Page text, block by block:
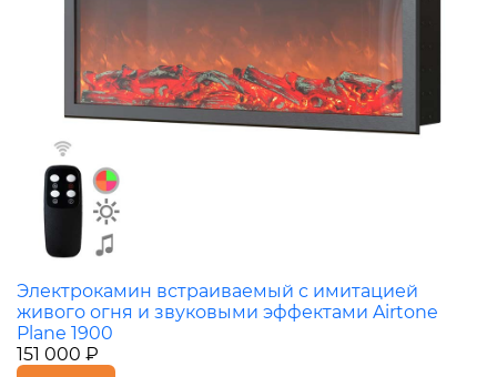
Электрокамин встраиваемый с имитацией
живого огня и звуковыми эффектами Airtone
Plane 1900
151 000 ₽